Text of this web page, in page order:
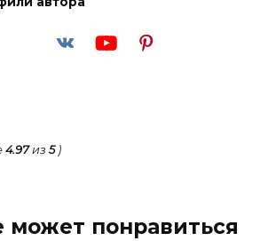
4.97из 5)
может понравиться